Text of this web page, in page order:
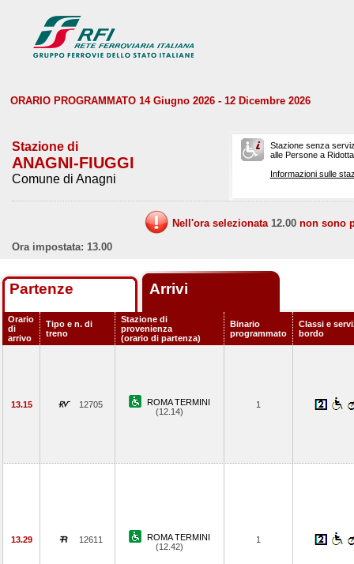
ORARIO PROGRAMMATO 14 Giugno 2026 - 12 Dicembre 2026
Stazione di
ANAGNI-FIUGGI
Comune di Anagni
Stazione senza
alle Persone a
Informazioni sulle
Nell'ora selezionata 12.00 non sono
Ora impostata: 13.00
Partenze Arrivi
Orario
di
arrivo
Tipo e n. di
treno
Stazione di
provenienza
(orario di partenza)
Binario
programmato
Classi e
bordo
13.15 12705
ROMA TERMINI
(12.14)
1
13.29 12611
ROMA TERMINI
(12.42)
1